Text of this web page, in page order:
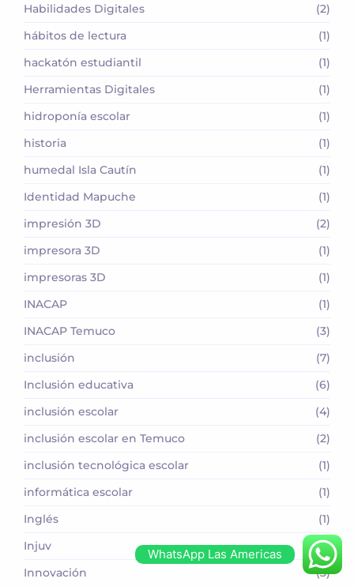
Habilidades Digitales
(2)
hábitos de lectura
(1)
hackatón estudiantil
(1)
Herramientas Digitales
(1)
hidroponía escolar
(1)
historia
(1)
humedal Isla Cautín
(1)
Identidad Mapuche
(1)
impresión 3D
(2)
impresora 3D
(1)
impresoras 3D
(1)
INACAP
(1)
INACAP Temuco
(3)
inclusión
(7)
Inclusión educativa
(6)
inclusión escolar
(4)
inclusión escolar en Temuco
(2)
inclusión tecnológica escolar
(1)
informática escolar
(1)
Inglés
(1)
Injuv
(1)
Innovación
(3)
WhatsApp Las Americas